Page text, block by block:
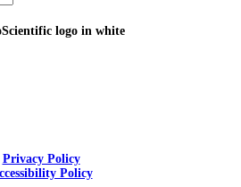
Privacy Policy
Policy